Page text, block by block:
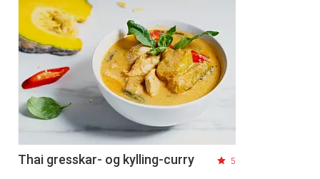
Thai gresskar- og kylling-curry 5